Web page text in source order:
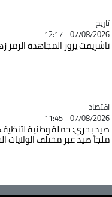
Catégorie
تاريخ
07/08/2026 - 12:17
تاشريفت يزور المجاهدة الرمز
Catégorie
اقتصاد
07/08/2026 - 11:45
ملجأ صيد عبر مختلف الولايات